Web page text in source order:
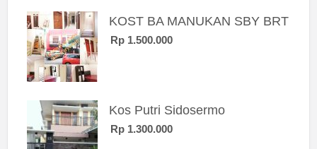
KOST BA MANUKAN SBY BRT
Rp 1.500.000
Kos Putri Sidosermo
Rp 1.300.000